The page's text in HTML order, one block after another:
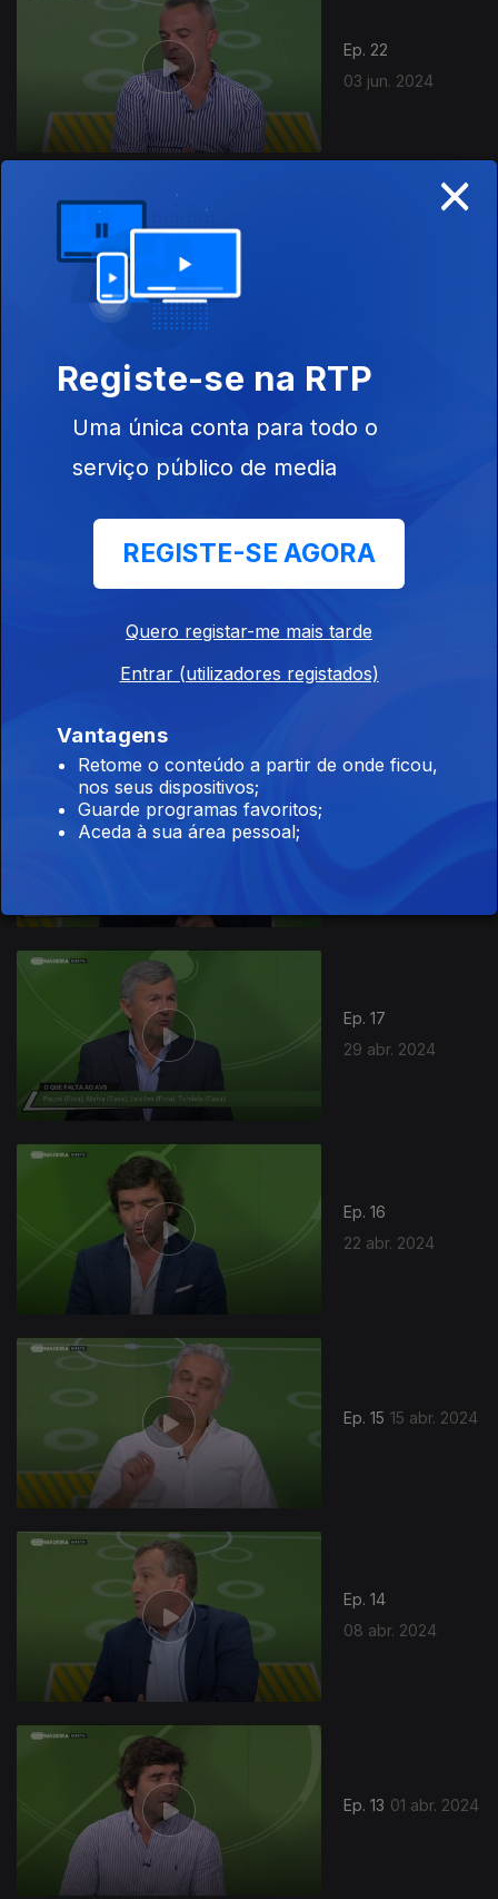
Ep. 22
03 jun. 2024
Ep. 20
Ep. 19
769007
Ep. 17
29 abr. 2024
Ep. 16
22 abr. 2024
Ep. 15 15 abr. 2024
Ep. 14
08 abr. 2024
Ep. 13 01 abr. 2024
×
Registe-se na RTP
Uma única conta para todo o
serviço público de media
REGISTE-SE AGORA
Quero registar-me mais tarde
Entrar (utilizadores registados)
Vantagens
Retome o conteúdo a partir de onde ficou,
nos seus dispositivos;
Guarde programas favoritos;
Aceda à sua área pessoal;